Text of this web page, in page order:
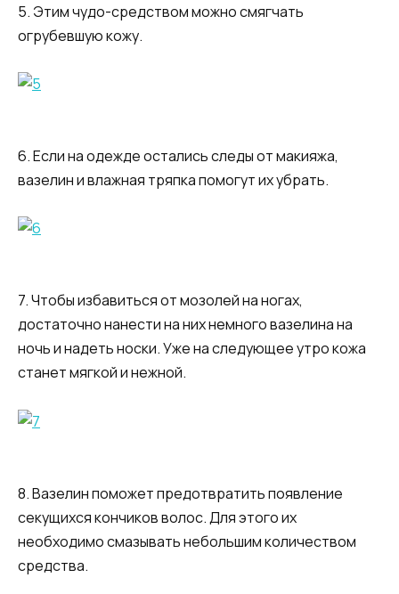
5. Этим чудо-средством можно смягчать
огрубевшую кожу.
6. Если на одежде остались следы от макияжа,
вазелин и влажная тряпка помогут их убрать.
7. Чтобы избавиться от мозолей на ногах,
достаточно нанести на них немного вазелина на
ночь и надеть носки. Уже на следующее утро кожа
станет мягкой и нежной.
8. Вазелин поможет предотвратить появление
секущихся кончиков волос. Для этого их
необходимо смазывать небольшим количеством
средства.